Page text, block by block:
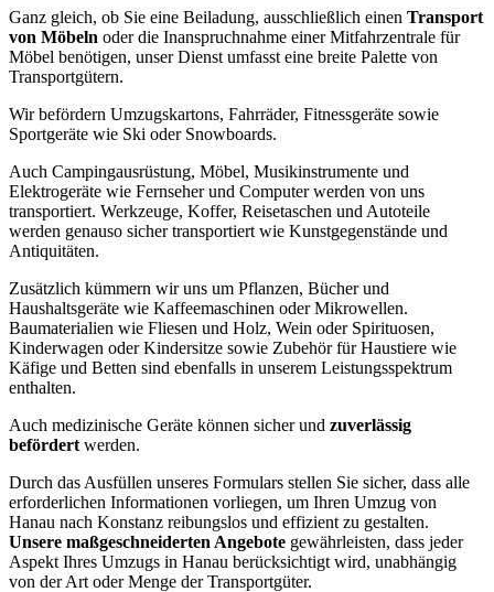
Ganz gleich, ob Sie eine Beiladung, ausschließlich einen Transport
von Möbeln oder die Inanspruchnahme einer Mitfahrzentrale für
Möbel benötigen, unser Dienst umfasst eine breite Palette von
Transportgütern.
Wir befördern Umzugskartons, Fahrräder, Fitnessgeräte sowie
Sportgeräte wie Ski oder Snowboards.
Auch Campingausrüstung, Möbel, Musikinstrumente und
Elektrogeräte wie Fernseher und Computer werden von uns
transportiert. Werkzeuge, Koffer, Reisetaschen und Autoteile
werden genauso sicher transportiert wie Kunstgegenstände und
Antiquitäten.
Zusätzlich kümmern wir uns um Pflanzen, Bücher und
Haushaltsgeräte wie Kaffeemaschinen oder Mikrowellen.
Baumaterialien wie Fliesen und Holz, Wein oder Spirituosen,
Kinderwagen oder Kindersitze sowie Zubehör für Haustiere wie
Käfige und Betten sind ebenfalls in unserem Leistungsspektrum
enthalten.
Auch medizinische Geräte können sicher und zuverlässig
befördert werden.
Durch das Ausfüllen unseres Formulars stellen Sie sicher, dass alle
erforderlichen Informationen vorliegen, um Ihren Umzug von
Hanau nach Konstanz reibungslos und effizient zu gestalten.
Unsere maßgeschneiderten Angebote gewährleisten, dass jeder
Aspekt Ihres Umzugs in Hanau berücksichtigt wird, unabhängig
von der Art oder Menge der Transportgüter.